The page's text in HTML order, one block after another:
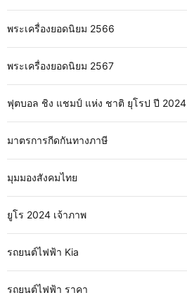
พระเครื่องยอดนิยม 2566
พระเครื่องยอดนิยม 2567
ฟุตบอล ชิง แชมป์ แห่ง ชาติ ยุโรป ปี 2024
มาตรการกีดกันทางภาษี
มุมมองสังคมไทย
ยูโร 2024 เจ้าภาพ
รถยนต์ไฟฟ้า Kia
รถยนต์ไฟฟ้า ราคา